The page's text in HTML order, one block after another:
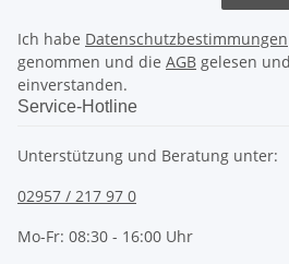
Ich habe Datenschutzbestimmungen
genommen und die AGB gelesen
einverstanden.
Service-Hotline
Unterstützung und Beratung unter:
02957 / 217 97 0
Mo-Fr: 08:30 - 16:00 Uhr